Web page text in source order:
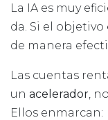
La IA es muy
da. Si el objetivo
de manera
Las cuentas
un acelerador ,
Ellos enmarcan: